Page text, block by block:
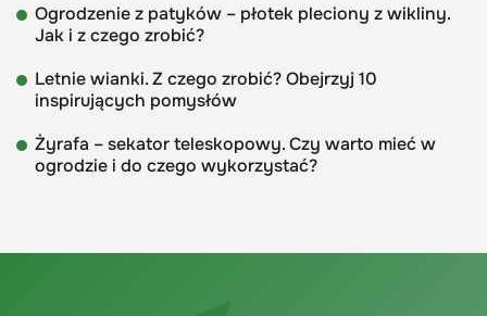
Ogrodzenie z patyków – płotek pleciony z wikliny.
Jak i z czego zrobić?
Letnie wianki. Z czego zrobić? Obejrzyj 10
inspirujących pomysłów
Żyrafa – sekator teleskopowy. Czy warto mieć w
ogrodzie i do czego wykorzystać?